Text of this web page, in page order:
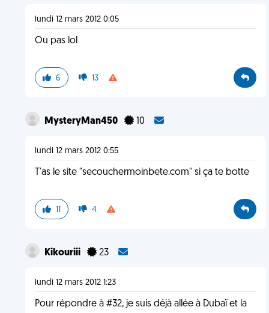
lundi 12 mars 2012 0:05
Ou pas lol
6 13
MysteryMan450 10
lundi 12 mars 2012 0:55
T'as le site "secouchermoinbete.com" si ça te botte
11 4
Kikouriii 23
lundi 12 mars 2012 1:23
Pour répondre à #32, je suis déjà allée à Dubaï et la